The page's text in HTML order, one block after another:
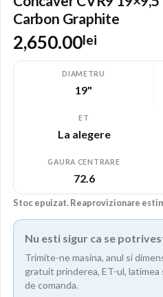
Carbon Graphite
2,650.00lei
DIAMETRU
19"
ET
La alegere
GAURA CENTRARE
72.6
Stoc epuizat. Reaprovizionare
Nu esti sigur ca se
Trimite-ne masina, anul si
gratuit prinderea, ET-ul,
de comanda.